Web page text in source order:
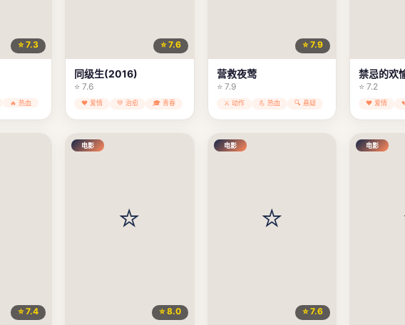
⭐ 7.3
🔥 热血
⭐ 7.6
同级生(2016)
⭐ 7.6
❤️ 爱情 💚 治愈 🎓 青春
⭐ 7.9
营救夜莺
⭐ 7.9
⚔️ 动作 💪 热血 🔍 悬疑
禁忌的欢
⭐ 7.2
❤️ 爱情
⭐ 7.4
电影
⭐ 8.0
电影
⭐ 7.6
电影